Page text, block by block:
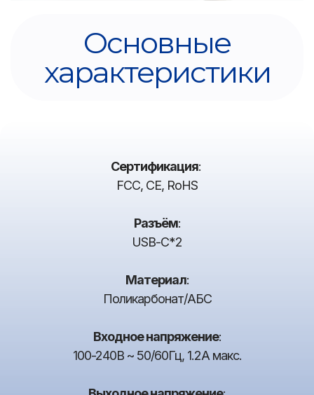
Основные
характеристики
Сертификация:
FCC, CE, RoHS
Разъём:
USB-C*2
Материал:
Поликарбонат/АБС
Входное напряжение:
100-240В ~ 50/60Гц, 1.2A макс.